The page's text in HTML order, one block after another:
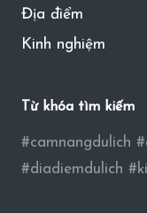
Địa điểm
Kinh nghiệm
Từ khóa tìm kiếm
#camnangdulich
#diadiemdulich